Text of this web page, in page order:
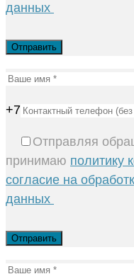
данных
+7
Отправляя
принимаю политику
согласие на
данных